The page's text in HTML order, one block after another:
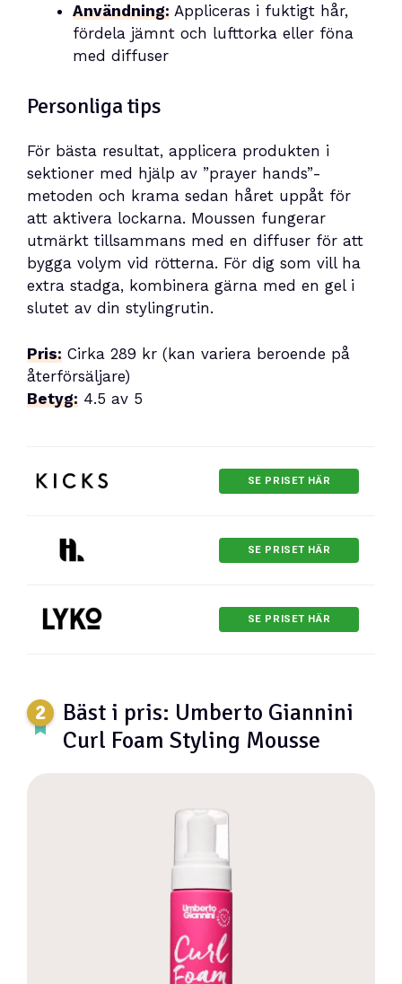
Användning: Appliceras i fuktigt hår,
fördela jämnt och lufttorka eller föna
med diffuser
Personliga tips
För bästa resultat, applicera produkten i
sektioner med hjälp av ”prayer hands”-
metoden och krama sedan håret uppåt för
att aktivera lockarna. Moussen fungerar
utmärkt tillsammans med en diffuser för att
bygga volym vid rötterna. För dig som vill ha
extra stadga, kombinera gärna med en gel i
slutet av din stylingrutin.
Pris: Cirka 289 kr (kan variera beroende på
återförsäljare)
Betyg: 4.5 av 5
SE PRISET HÄR
SE PRISET HÄR
SE PRISET HÄR
Bäst i pris: Umberto Giannini
Curl Foam Styling Mousse